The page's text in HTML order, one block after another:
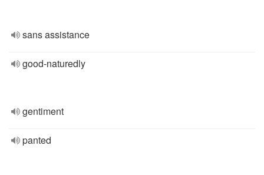
sans assistance
good-naturedly
gentiment
panted